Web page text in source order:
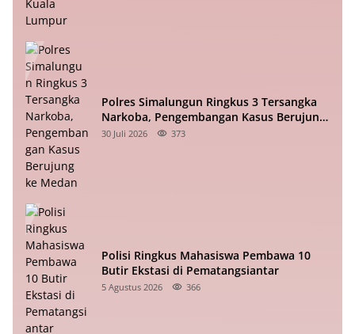
Polres Simalungun Ringkus 3 Tersangka
Narkoba, Pengembangan Kasus Berujung
ke Medan
30 Juli 2026 373
Polisi Ringkus Mahasiswa Pembawa 10
Butir Ekstasi di Pematangsiantar
5 Agustus 2026 366